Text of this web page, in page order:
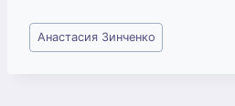
Метки
записи:
Анастасия Зинченко